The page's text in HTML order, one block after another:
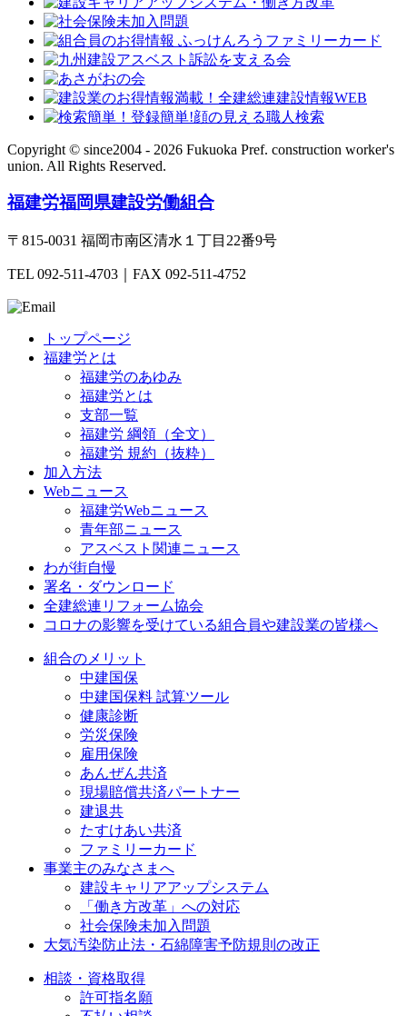
Copyright © since2004 - 2026 Fukuoka Pref. construction worker's
union. All Rights Reserved.
福建労福岡県建設労働組合
〒815-0031 福岡市南区清水１丁目22番9号
TEL 092-511-4703｜FAX 092-511-4752
トップページ
福建労とは
福建労のあゆみ
福建労とは
支部一覧
福建労 綱領（全文）
福建労 規約（抜粋）
加入方法
Webニュース
福建労Webニュース
青年部ニュース
アスベスト関連ニュース
わが街自慢
署名・ダウンロード
全建総連リフォーム協会
コロナの影響を受けている組合員や建設業の皆様へ
組合のメリット
中建国保
中建国保料 試算ツール
健康診断
労災保険
雇用保険
あんぜん共済
現場賠償共済パートナー
建退共
たすけあい共済
ファミリーカード
事業主のみなさまへ
建設キャリアアップシステム
「働き方改革」への対応
社会保険未加入問題
大気汚染防止法・石綿障害予防規則の改正
相談・資格取得
許可指名願